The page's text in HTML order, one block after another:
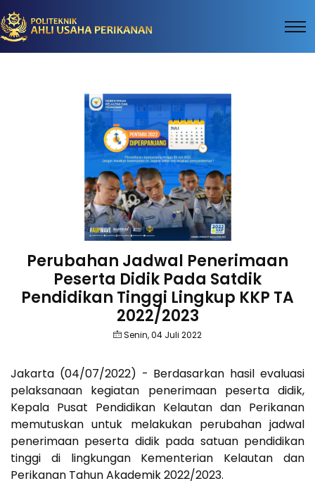
Perubahan Jadwal Penerimaan
Peserta Didik Pada Satdik
Pendidikan Tinggi Lingkup KKP TA
2022/2023
Senin, 04 Juli 2022
Jakarta (04/07/2022) - Berdasarkan hasil evaluasi
pelaksanaan kegiatan penerimaan peserta didik,
Kepala Pusat Pendidikan Kelautan dan Perikanan
memutuskan untuk melakukan perubahan jadwal
penerimaan peserta didik pada satuan pendidikan
tinggi di lingkungan Kementerian Kelautan dan
Perikanan Tahun Akademik 2022/2023.